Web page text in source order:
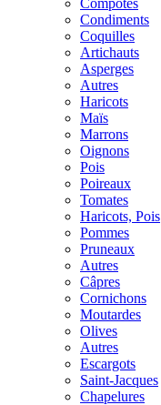
Compotes
Condiments
Coquilles
Artichauts
Asperges
Autres
Haricots
Maïs
Marrons
Oignons
Pois
Poireaux
Tomates
Haricots, Pois
Pommes
Pruneaux
Autres
Câpres
Cornichons
Moutardes
Olives
Autres
Escargots
Saint-Jacques
Chapelures